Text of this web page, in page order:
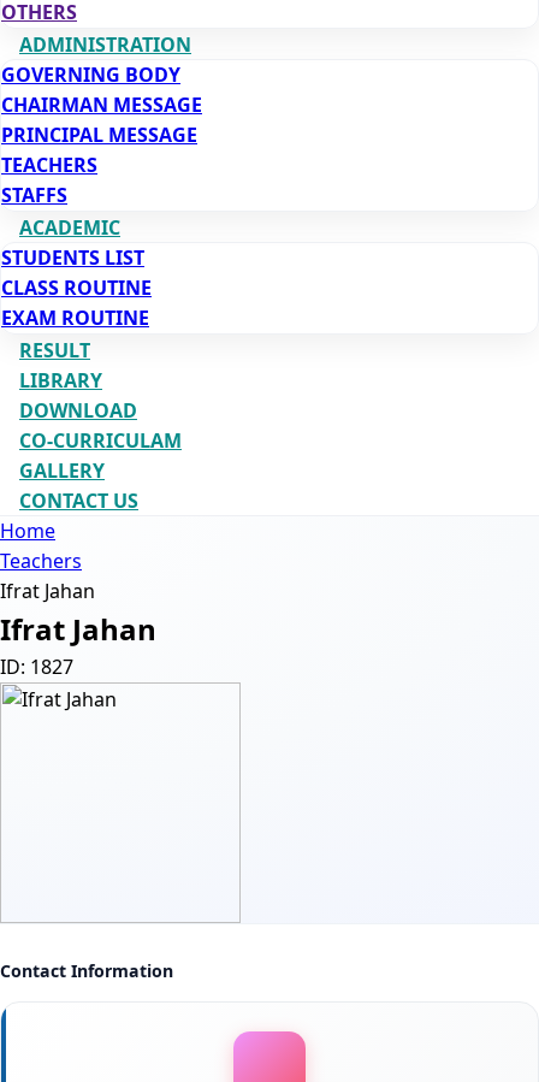
OTHERS
ADMINISTRATION
GOVERNING BODY
CHAIRMAN MESSAGE
PRINCIPAL MESSAGE
TEACHERS
STAFFS
ACADEMIC
STUDENTS LIST
CLASS ROUTINE
EXAM ROUTINE
RESULT
LIBRARY
DOWNLOAD
CO-CURRICULAM
GALLERY
CONTACT US
Home
Teachers
Ifrat Jahan
Ifrat Jahan
ID: 1827
Contact Information